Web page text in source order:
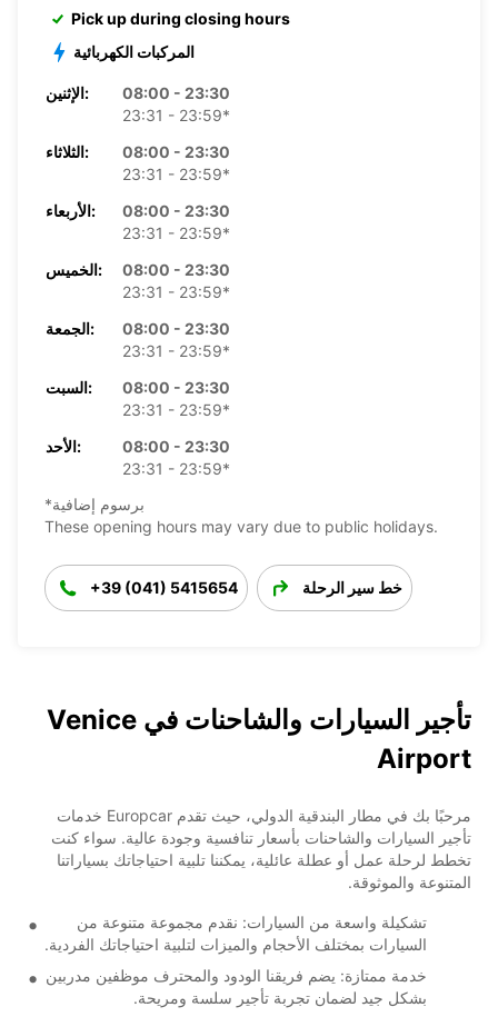
Pick up during closing hours
المركبات الكهربائية
الإثنين:
08:00 - 23:30
23:31 - 23:59*
الثلاثاء:
08:00 - 23:30
23:31 - 23:59*
الأربعاء:
08:00 - 23:30
23:31 - 23:59*
الخميس:
08:00 - 23:30
23:31 - 23:59*
الجمعة:
08:00 - 23:30
23:31 - 23:59*
السبت:
08:00 - 23:30
23:31 - 23:59*
الأحد:
08:00 - 23:30
23:31 - 23:59*
*برسوم إضافية
These opening hours may vary due to public holidays.
+39 (041) 5415654 خط سير الرحلة
تأجير السيارات والشاحنات في Venice
Airport
مرحبًا بك في مطار البندقية الدولي، حيث تقدم Europcar خدمات
تأجير السيارات والشاحنات بأسعار تنافسية وجودة عالية. سواء كنت
تخطط لرحلة عمل أو عطلة عائلية، يمكننا تلبية احتياجاتك بسياراتنا
المتنوعة والموثوقة.
تشكيلة واسعة من السيارات: نقدم مجموعة متنوعة من
السيارات بمختلف الأحجام والميزات لتلبية احتياجاتك الفردية.
خدمة ممتازة: يضم فريقنا الودود والمحترف موظفين مدربين
بشكل جيد لضمان تجربة تأجير سلسة ومريحة.